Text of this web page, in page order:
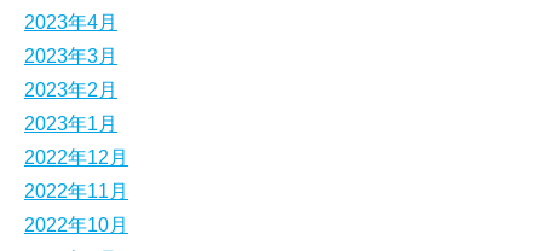
2023年4月
2023年3月
2023年2月
2023年1月
2022年12月
2022年11月
2022年10月